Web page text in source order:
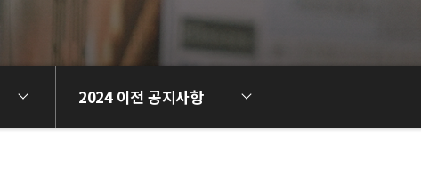
2024 이전 공지사항